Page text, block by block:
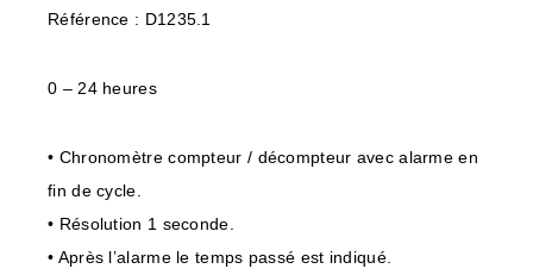
Référence : D1235.1
0 – 24 heures
• Chronomètre compteur / décompteur avec alarme en
fin de cycle.
• Résolution 1 seconde.
• Après l’alarme le temps passé est indiqué.